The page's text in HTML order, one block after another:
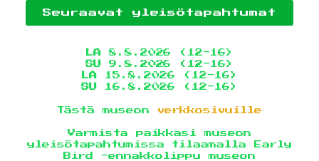
Seuraavat yleisötapahtumat
LA 8.8.2026 (12-16)
SU9.8.2026 (12-16)
LA
15.8.2026 (12-16)
SU 16.8.2026 (12-16)
Tästä museon verkkosivuille
Varmista paikkasi museon
yleisötapahtumissa tilaamalla Early
Bird -ennakkolippu museon